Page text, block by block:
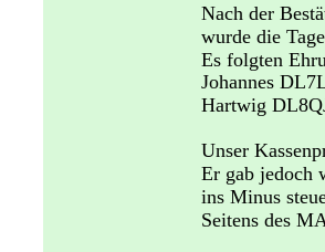
Nach der
wurde die
Es folgten
Johannes
Hartwig
Unser
Er gab jedoch
ins Minus
Seitens des